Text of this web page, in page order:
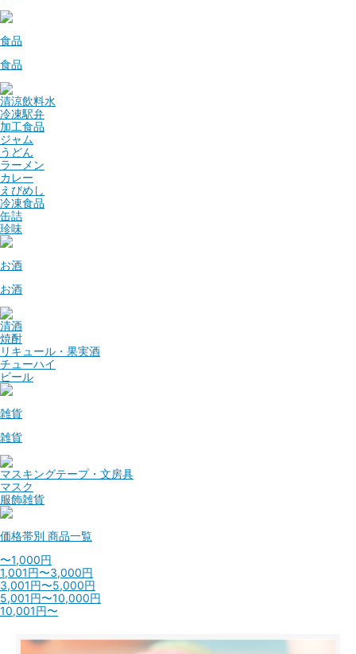
食品
食品
清涼飲料水
冷凍駅弁
加工食品
ジャム
うどん
ラーメン
カレー
えびめし
冷凍食品
缶詰
珍味
お酒
お酒
清酒
焼酎
リキュール・果実酒
チューハイ
ビール
雑貨
雑貨
マスキングテープ・文房具
マスク
服飾雑貨
価格帯別 商品一覧
〜1,000円
1,001円〜3,000円
3,001円〜5,000円
5,001円〜10,000円
10,001円〜